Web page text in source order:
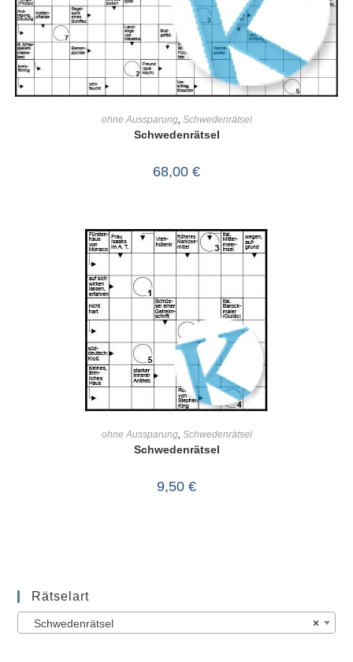
ohne Aussparung, Schwedenrätsel
Schwedenrätsel
68,00 €
ohne Aussparung, Schwedenrätsel
Schwedenrätsel
9,50 €
Rätselart
×
Schwedenrätsel